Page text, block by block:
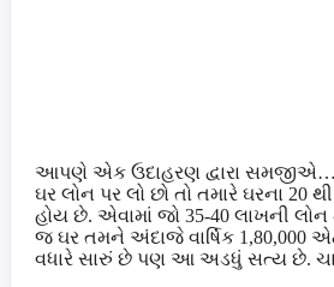
આપણે એક ઉદાહરણ દ્વારા સમજીએ…
ઘર લોન પર લો છો તો તમારે ઘરના
હોય છે. એવામાં જો 35-40 લાખની
જ ઘર તમને અંદાજે વાર્ષિક
વધારે સારું છે પણ આ અડધું સત્ય છે.